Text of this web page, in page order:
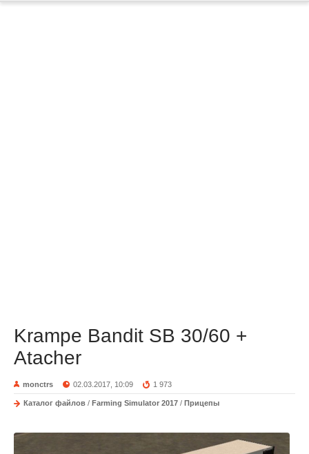
Krampe Bandit SB 30/60 +
Atacher
monctrs 02.03.2017, 10:09 1 973
Каталог файлов / Farming Simulator 2017 / Прицепы